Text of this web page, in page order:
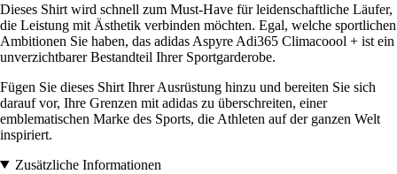
Dieses Shirt wird schnell zum Must-Have für leidenschaftliche Läufer,
die Leistung mit Ästhetik verbinden möchten. Egal, welche sportlichen
Ambitionen Sie haben, das adidas Aspyre Adi365 Climacoool + ist ein
unverzichtbarer Bestandteil Ihrer Sportgarderobe.
Fügen Sie dieses Shirt Ihrer Ausrüstung hinzu und bereiten Sie sich
darauf vor, Ihre Grenzen mit adidas zu überschreiten, einer
emblematischen Marke des Sports, die Athleten auf der ganzen Welt
inspiriert.
Zusätzliche Informationen